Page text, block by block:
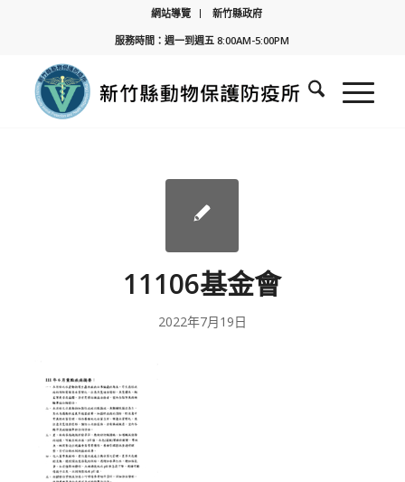
網站導覽
新竹縣政府
服務時間：週一到週五 8:00AM-5:00PM
11106基金會
2022年7月19日